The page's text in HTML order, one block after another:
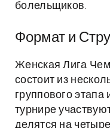
болельщиков.
Формат и
Женская Лига
состоит из
группового
турнире
делятся на